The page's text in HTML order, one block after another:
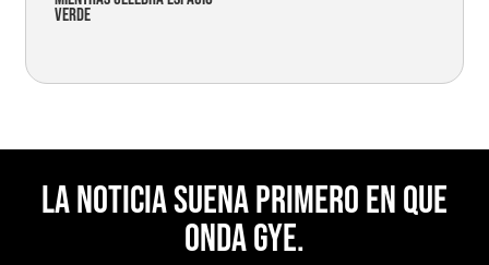
verde
La noticia suena primero en Que
Onda Gye.